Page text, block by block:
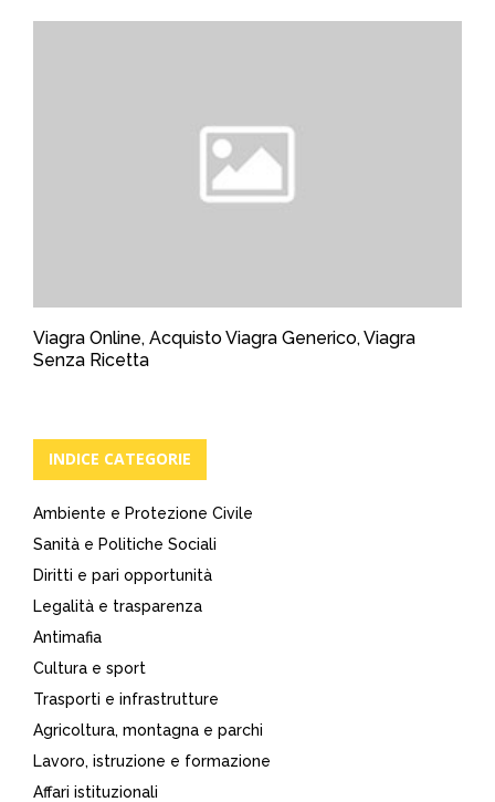
Viagra Online, Acquisto Viagra Generico, Viagra
Senza Ricetta
INDICE CATEGORIE
Ambiente e Protezione Civile
Sanità e Politiche Sociali
Diritti e pari opportunità
Legalità e trasparenza
Antimafia
Cultura e sport
Trasporti e infrastrutture
Agricoltura, montagna e parchi
Lavoro, istruzione e formazione
Affari istituzionali